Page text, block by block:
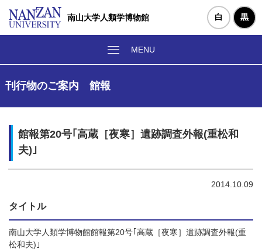
南山大学人類学博物館 白 黒
刊行物のご案内 館報
館報第20号｢高蔵［夜寒］遺跡調査外報(重松和
夫)｣
2014.10.09
タイトル
南山大学人類学博物館館報第20号｢高蔵［夜寒］遺跡調査外報(重
松和夫)｣